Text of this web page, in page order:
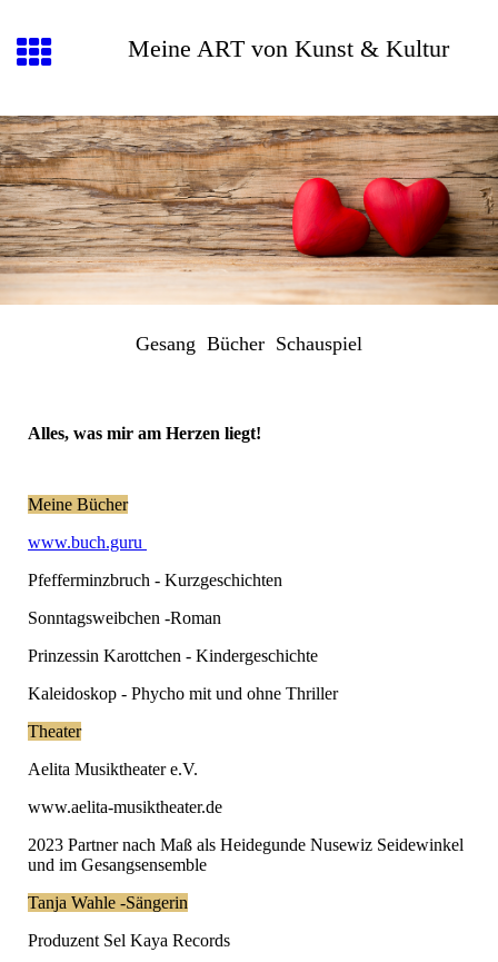
Meine ART von Kunst & Kultur
Gesang Bücher Schauspiel
Alles, was mir am Herzen liegt!
Meine Bücher
www.buch.guru
Pfefferminzbruch - Kurzgeschichten
Sonntagsweibchen -Roman
Prinzessin Karottchen - Kindergeschichte
Kaleidoskop - Phycho mit und ohne Thriller
Theater
Aelita Musiktheater e.V.
www.aelita-musiktheater.de
2023 Partner nach Maß als Heidegunde Nusewiz Seidewinkel
und im Gesangsensemble
Tanja Wahle -Sängerin
Produzent Sel Kaya Records